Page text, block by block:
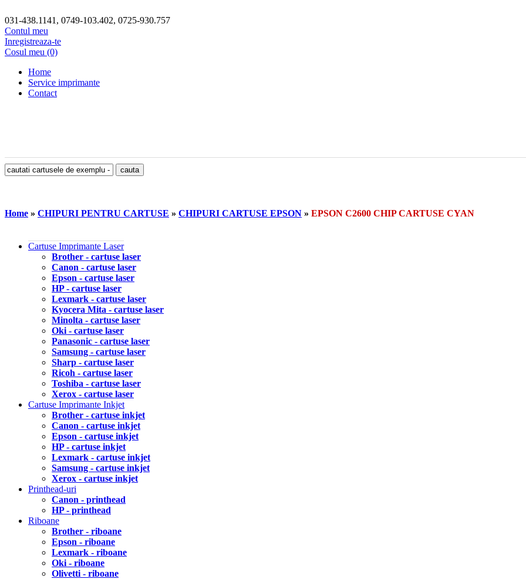
031-438.1141, 0749-103.402, 0725-930.757
Contul meu
Inregistreaza-te
Cosul meu (0)
Home
Service imprimante
Contact
Home » CHIPURI PENTRU CARTUSE » CHIPURI CARTUSE EPSON » EPSON C2600 CHIP CARTUSE CYAN
Cartuse Imprimante Laser
Brother - cartuse laser
Canon - cartuse laser
Epson - cartuse laser
HP - cartuse laser
Lexmark - cartuse laser
Kyocera Mita - cartuse laser
Minolta - cartuse laser
Oki - cartuse laser
Panasonic - cartuse laser
Samsung - cartuse laser
Sharp - cartuse laser
Ricoh - cartuse laser
Toshiba - cartuse laser
Xerox - cartuse laser
Cartuse Imprimante Inkjet
Brother - cartuse inkjet
Canon - cartuse inkjet
Epson - cartuse inkjet
HP - cartuse inkjet
Lexmark - cartuse inkjet
Samsung - cartuse inkjet
Xerox - cartuse inkjet
Printhead-uri
Canon - printhead
HP - printhead
Riboane
Brother - riboane
Epson - riboane
Lexmark - riboane
Oki - riboane
Olivetti - riboane